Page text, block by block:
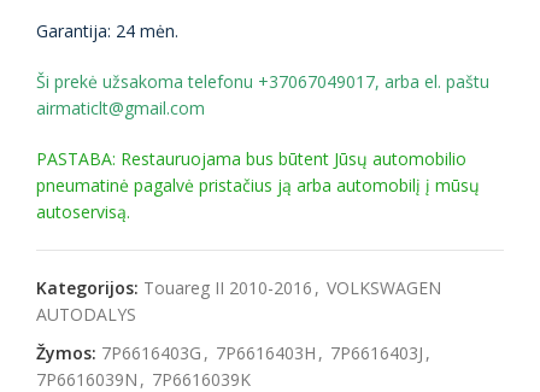
Garantija: 24 mėn.
Ši prekė užsakoma telefonu +37067049017, arba el. paštu
airmaticlt@gmail.com
PASTABA: Restauruojama bus būtent Jūsų automobilio
pneumatinė pagalvė pristačius ją arba automobilį į mūsų
autoservisą.
Kategorijos: Touareg II 2010-2016 , VOLKSWAGEN
AUTODALYS
Žymos: 7P6616403G , 7P6616403H , 7P6616403J ,
7P6616039N , 7P6616039K